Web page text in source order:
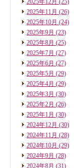
2025年11月 (26)
2025年10月 (24)
2025年9月 (23)
2025年8月 (25)
2025年7月 (27)
2025年6月 (27)
2025年5月 (29)
2025年4月 (29)
2025年3月 (30)
2025年2月 (26)
2025年1月 (30)
2024年12月 (30)
2024年11月 (28)
2024年10月 (29)
2024年9月 (28)
2024年8月 (31)